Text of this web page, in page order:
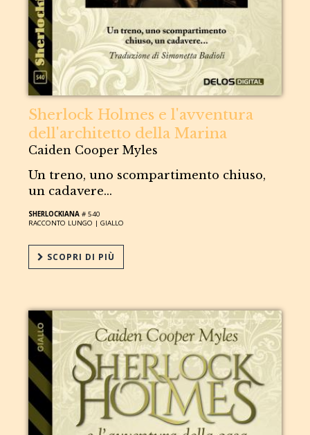
Sherlock Holmes e l'avventura
dell'architetto della Marina
Caiden Cooper Myles
Un treno, uno scompartimento chiuso,
un cadavere...
SHERLOCKIANA # 540
RACCONTO LUNGO |GIALLO
SCOPRI DI PIÙ